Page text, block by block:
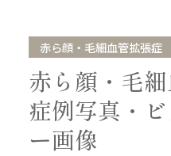
赤ら顔・毛細血管拡張症
赤ら顔・毛
症例写真・
ー画像